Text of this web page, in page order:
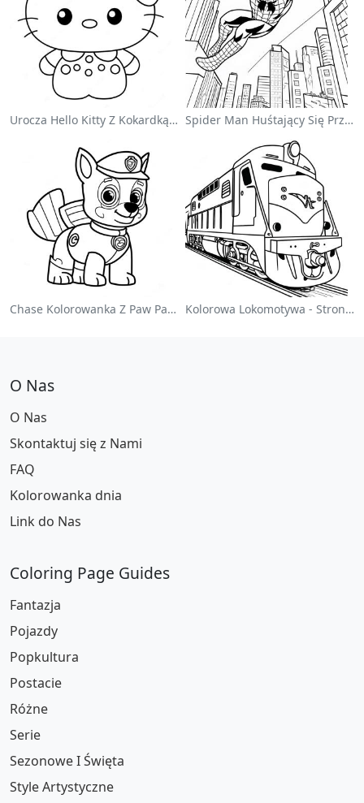
Urocza Hello Kitty Z Kokardką - Kolorowanka Spider Man Huśtający Się Przez Miasto - Kolorowanka
Chase Kolorowanka Z Paw Patrol Kolorowa Lokomotywa - Strona Do Kolorowania
O Nas
O Nas
Skontaktuj się z Nami
FAQ
Kolorowanka dnia
Link do Nas
Coloring Page Guides
Fantazja
Pojazdy
Popkultura
Postacie
Różne
Serie
Sezonowe I Święta
Style Artystyczne